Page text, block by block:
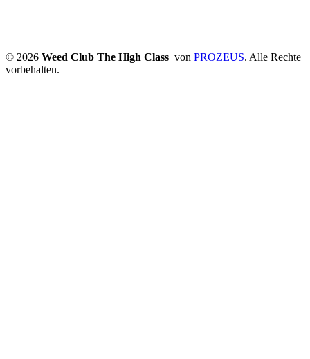
© 2026 Weed Club The High Class von PROZEUS. Alle Rechte
vorbehalten.